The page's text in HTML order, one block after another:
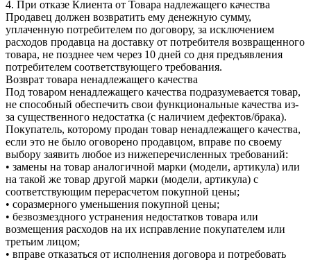
4. При отказе Клиента от Товара надлежащего качества
Продавец должен возвратить ему денежную сумму,
уплаченную потребителем по договору, за исключением
расходов продавца на доставку от потребителя возвращенного
товара, не позднее чем через 10 дней со дня предъявления
потребителем соответствующего требования.
Возврат товара ненадлежащего качества
Под товаром ненадлежащего качества подразумевается товар,
не способный обеспечить свои функциональные качества из-
за существенного недостатка (с наличием дефектов/брака).
Покупатель, которому продан товар ненадлежащего качества,
если это не было оговорено продавцом, вправе по своему
выбору заявить любое из нижеперечисленных требований:
• замены на товар аналогичной марки (модели, артикула) или
на такой же товар другой марки (модели, артикула) с
соответствующим перерасчетом покупной цены;
• соразмерного уменьшения покупной цены;
• безвозмездного устранения недостатков товара или
возмещения расходов на их исправление покупателем или
третьим лицом;
• вправе отказаться от исполнения договора и потребовать